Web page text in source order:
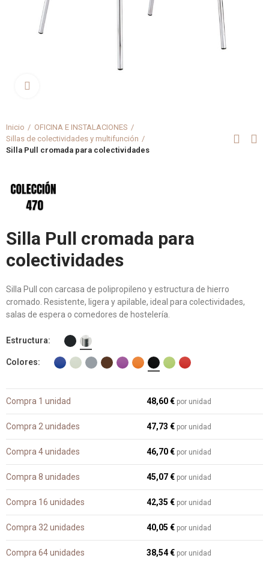
Inicio
OFICINA E INSTALACIONES
Sillas de colectividades y multifunción
Silla Pull cromada para colectividades
Silla Pull cromada para
colectividades
Silla Pull con carcasa de polipropileno y estructura de hierro
cromado. Resistente, ligera y apilable, ideal para colectividades,
salas de espera o comedores de hostelería.
Estructura
Colores
Compra 1 unidad 48,60 € por unidad
Compra 2 unidades 47,73 € por unidad
Compra 4 unidades 46,70 € por unidad
Compra 8 unidades 45,07 € por unidad
Compra 16 unidades 42,35 € por unidad
Compra 32 unidades 40,05 € por unidad
Compra 64 unidades 38,54 € por unidad